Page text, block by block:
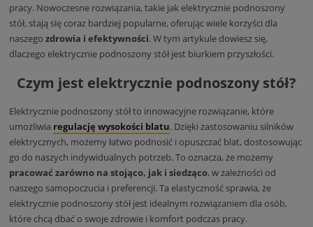
pracy. Nowoczesne rozwiązania, takie jak elektrycznie podnoszony
stół, stają się coraz bardziej popularne, oferując wiele korzyści dla
naszego zdrowia i efektywności. W tym artykule dowiesz się,
dlaczego elektrycznie podnoszony stół jest biurkiem przyszłości.
Czym jest elektrycznie podnoszony stół?
Elektrycznie podnoszony stół to innowacyjne rozwiązanie, które
umożliwia regulację wysokości blatu. Dzięki zastosowaniu silników
elektrycznych, możemy łatwo podnosić i opuszczać blat, dostosowując
go do naszych indywidualnych potrzeb. To oznacza, że możemy
pracować zarówno na stojąco, jak i siedząco, w zależności od
naszego samopoczucia i preferencji. Ta elastyczność sprawia, że
elektrycznie podnoszony stół jest idealnym rozwiązaniem dla osób,
które chcą dbać o swoje zdrowie i komfort podczas pracy.